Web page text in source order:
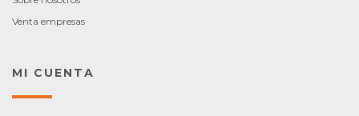
Venta empresas
MI CUENTA